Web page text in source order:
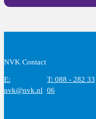
NVK Contact
E:
nvk@nvk.nl
T: 088 - 282 33
06